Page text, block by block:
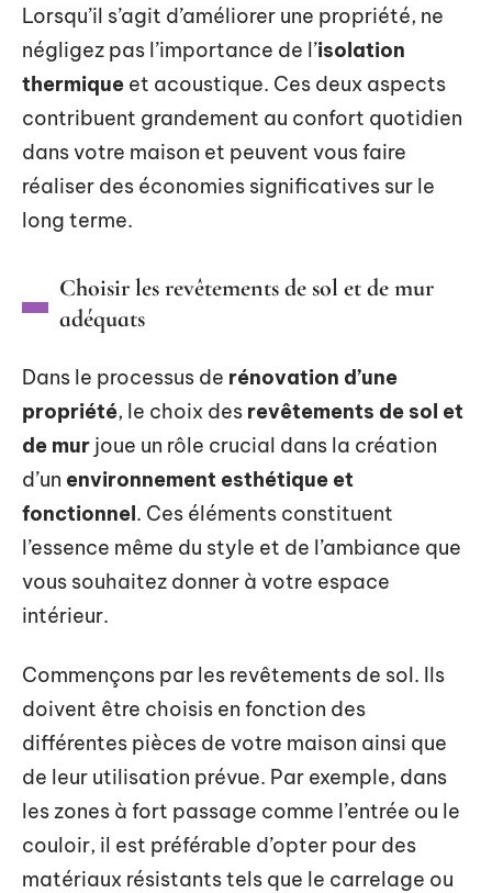
Lorsqu’il s’agit d’améliorer une propriété, ne
négligez pas l’importance de l’isolation
thermique et acoustique. Ces deux aspects
contribuent grandement au confort quotidien
dans votre maison et peuvent vous faire
réaliser des économies significatives sur le
long terme.
Choisir les revêtements de sol et de mur
adéquats
Dans le processus de rénovation d’une
propriété, le choix des revêtements de sol et
de mur joue un rôle crucial dans la création
d’un environnement esthétique et
fonctionnel. Ces éléments constituent
l’essence même du style et de l’ambiance que
vous souhaitez donner à votre espace
intérieur.
Commençons par les revêtements de sol. Ils
doivent être choisis en fonction des
différentes pièces de votre maison ainsi que
de leur utilisation prévue. Par exemple, dans
les zones à fort passage comme l’entrée ou le
couloir, il est préférable d’opter pour des
matériaux résistants tels que le carrelage ou